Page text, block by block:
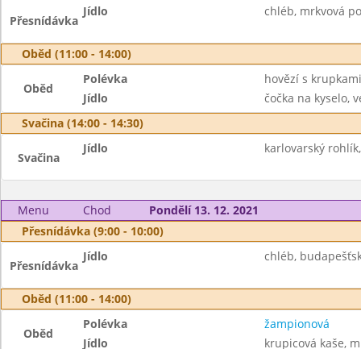
Přesnídávka
Jídlo chléb, mrkvová
Oběd (11:00 - 14:00)
Oběd
Polévka
hovězí s krupkami
Jídlo
čočka na kyselo,
Svačina (14:00 - 14:30)
Svačina
Jídlo karlovarský
Menu Chod
Pondělí 13. 12. 2021
Přesnídávka (9:00 - 10:00)
Přesnídávka
Jídlo chléb,
Oběd (11:00 - 14:00)
Oběd
Polévka
žampionová
Jídlo
krupicová kaše,